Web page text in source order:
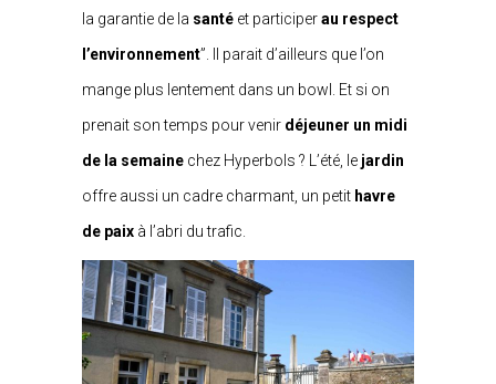
la garantie de la santé et participerau respect
l’environnement”. Il parait d’ailleurs que l’on
mange plus lentement dans un bowl. Et si on
prenait son temps pour venir déjeuner un midi
de la semaine chez Hyperbols ? L’été, le jardin
offre aussi un cadre charmant, un petit havre
de paix à l’abri du trafic.